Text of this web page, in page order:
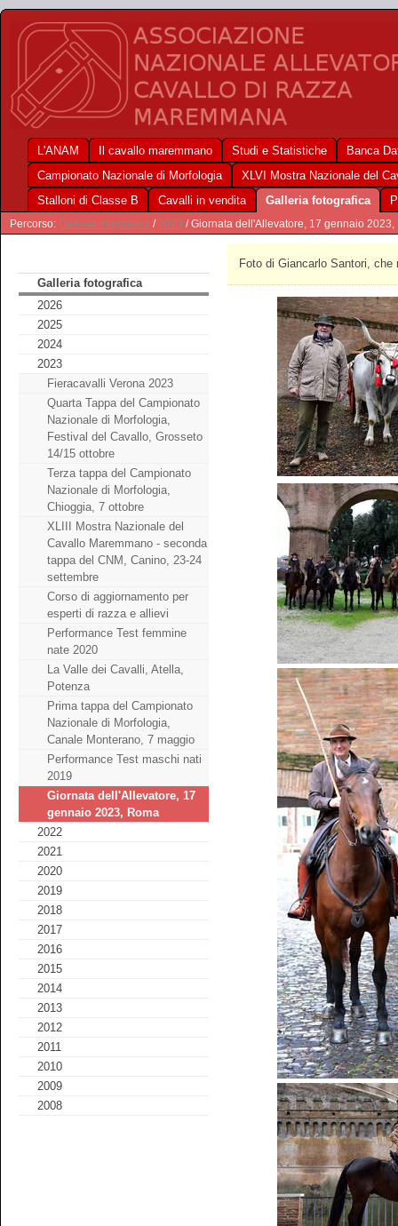
L'ANAM Il cavallo maremmano Studi e Statistiche
Banca
Campionato Nazionale di Morfologia
XLVI Mostra Nazionale del
Stalloni di Classe B
Cavalli in vendita Galleria fotografica
Percorso: Galleria fotografica /2023 / Giornata dell'Allevatore, 17 gennaio 2023,
Galleria fotografica
2026
2025
2024
2023
Fieracavalli Verona 2023
Quarta Tappa del Campionato
Nazionale di Morfologia,
Festival del Cavallo, Grosseto
14/15 ottobre
Terza tappa del Campionato
Nazionale di Morfologia,
Chioggia, 7 ottobre
XLIII Mostra Nazionale del
Cavallo Maremmano - seconda
tappa del CNM, Canino, 23-24
settembre
Corso di aggiornamento per
esperti di razza e allievi
Performance Test femmine
nate 2020
La Valle dei Cavalli, Atella,
Potenza
Prima tappa del Campionato
Nazionale di Morfologia,
Canale Monterano, 7 maggio
Performance Test maschi nati
2019
Giornata dell'Allevatore, 17
gennaio 2023, Roma
2022
2021
2020
2019
2018
2017
2016
2015
2014
2013
2012
2011
2010
2009
2008
Foto di Giancarlo Santori, che